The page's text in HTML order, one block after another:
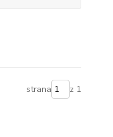
strana z 1